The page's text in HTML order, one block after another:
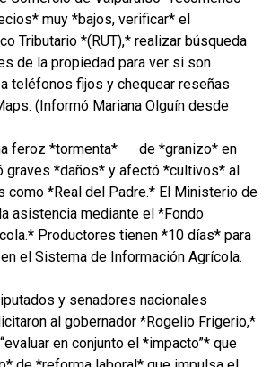
muy *bajos, verificar* el
Tributario *(RUT),* realizar búsqueda
de la propiedad para ver si son
teléfonos fijos y chequear reseñas
(Informó Mariana Olguín desde
feroz *tormenta*
de *granizo* en
graves *daños* y afectó *cultivos* al
como *Real del Padre.* El Ministerio de
asistencia mediante el *Fondo
Productores tienen *10 días* para
el Sistema de Información Agrícola.
y senadores nacionales
al gobernador *Rogelio Frigerio,*
en conjunto el *impacto”* que